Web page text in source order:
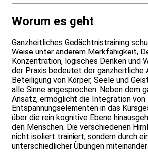
Worum es geht
Ganzheitliches Gedächtnistraining
Weise unter anderem Merkfähigkeit,
Konzentration, logisches Denken und
der Praxis bedeutet der ganzheitliche
Beteiligung von Körper, Seele und
alle Sinne angesprochen. Neben dem
Ansatz, ermöglicht die Integration von
Entspannungselementen in das
über die rein kognitive Ebene
den Menschen. Die verschiedenen
nicht isoliert trainiert, sondern durch
unterschiedlicher Übungen